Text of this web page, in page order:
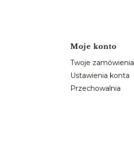
stopce
Moje konto
Twoje zamówienia
Ustawienia konta
Przechowalnia